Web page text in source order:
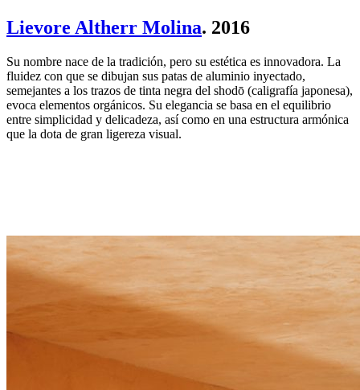
Lievore Altherr Molina. 2016
Su nombre nace de la tradición, pero su estética es innovadora. La
fluidez con que se dibujan sus patas de aluminio inyectado,
semejantes a los trazos de tinta negra del shodō (caligrafía japonesa),
evoca elementos orgánicos. Su elegancia se basa en el equilibrio
entre simplicidad y delicadeza, así como en una estructura armónica
que la dota de gran ligereza visual.